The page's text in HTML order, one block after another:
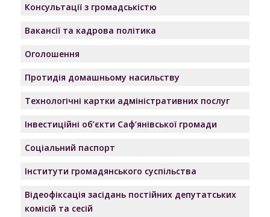
Консультації з громадськістю
Вакансії та кадрова політика
Оголошення
Протидія домашньому насильству
Технологічні картки адміністративних послуг
Інвестиційні об’єкти Саф’янівської громади
Соціальний паспорт
Інститути громадянського суспільства
Відеофіксація засідань постійних депутатських
комісій та сесій